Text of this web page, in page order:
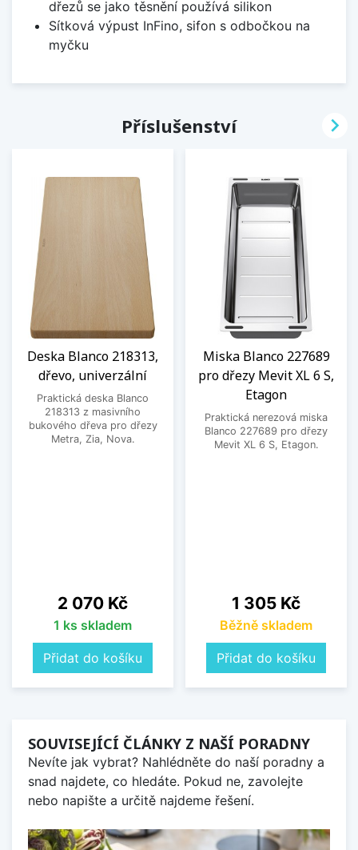
dřezů se jako těsnění používá silikon
Sítková výpust InFino, sifon s odbočkou na
myčku
Příslušenství
Deska Blanco 218313,
dřevo, univerzální
Praktická deska Blanco
218313 z masivního
bukového dřeva pro dřezy
Metra, Zia, Nova.
Cena
2 070 Kč
1 ks skladem
Přidat do košíku
Miska Blanco 227689
pro dřezy Mevit XL 6 S,
Etagon
Praktická nerezová miska
Blanco 227689 pro dřezy
Mevit XL 6 S, Etagon.
Cena
1 305 Kč
Běžně skladem
Přidat do košíku

SOUVISEJÍCÍ ČLÁNKY Z NAŠÍ PORADNY
Nevíte jak vybrat? Nahlédněte do naší poradny a
snad najdete, co hledáte. Pokud ne, zavolejte
nebo napište a určitě najdeme řešení.